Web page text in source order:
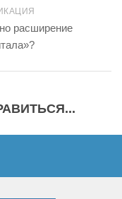
расширение